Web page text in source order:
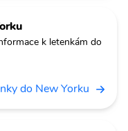
k letenkám do
do New Yorku